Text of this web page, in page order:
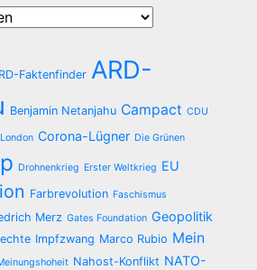
Faktenfinder ARD-
Benjamin Netanjahu Campact CDU
Corona-Lügner Die Grünen
Drohnenkrieg Erster Weltkrieg EU
Farbrevolution Faschismus
Merz Gates Foundation Geopolitik
Impfzwang Marco Rubio Mein
Nahost-Konflikt NATO-